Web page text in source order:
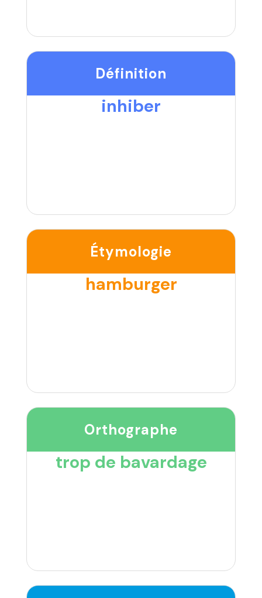
Définition
inhiber
Étymologie
hamburger
Orthographe
trop de bavardage